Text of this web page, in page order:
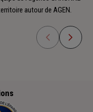
autour de AGEN.